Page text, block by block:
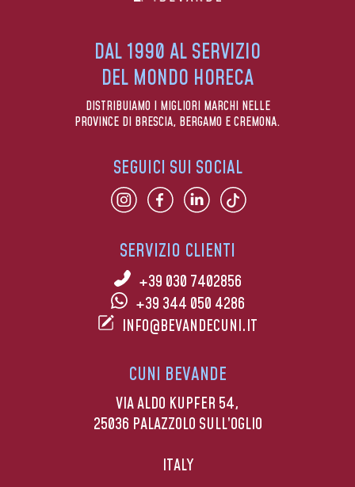
DAL 1990 AL SERVIZIO
DEL MONDO HORECA
DISTRIBUIAMO I MIGLIORI MARCHI NELLE
PROVINCE DI BRESCIA, BERGAMO E CREMONA.
SERVIZIO CLIENTI
+39 030 7402856
+39 344 050 4286
INFO@BEVANDECUNI.IT
CUNI BEVANDE
VIA ALDO KUPFER 54,
25036 PALAZZOLO SULL’OGLIO
ITALY
SEGUICI SUI SOCIAL